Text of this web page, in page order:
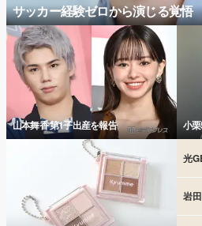
サッカー経験ゼロから演じる覚悟
山本舞香 第1子出産を報告 小
光
岩